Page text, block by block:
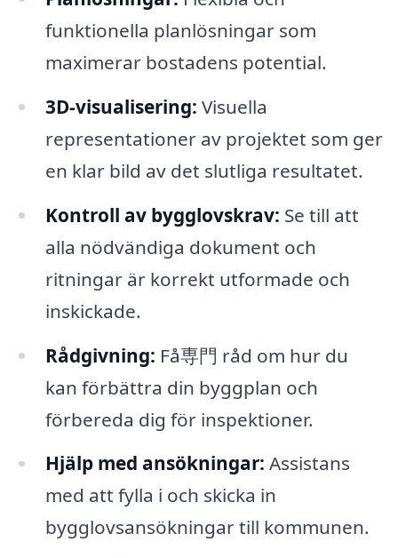
funktionella planlösningar som
maximerar bostadens potential.
3D-visualisering: Visuella
representationer av projektet som ger
en klar bild av det slutliga resultatet.
Kontroll av bygglovskrav: Se till att
alla nödvändiga dokument och
ritningar är korrekt utformade och
inskickade.
Rådgivning: Få専門 råd om hur du
kan förbättra din byggplan och
förbereda dig för inspektioner.
Hjälp med ansökningar: Assistans
med att fylla i och skicka in
bygglovsansökningar till kommunen.